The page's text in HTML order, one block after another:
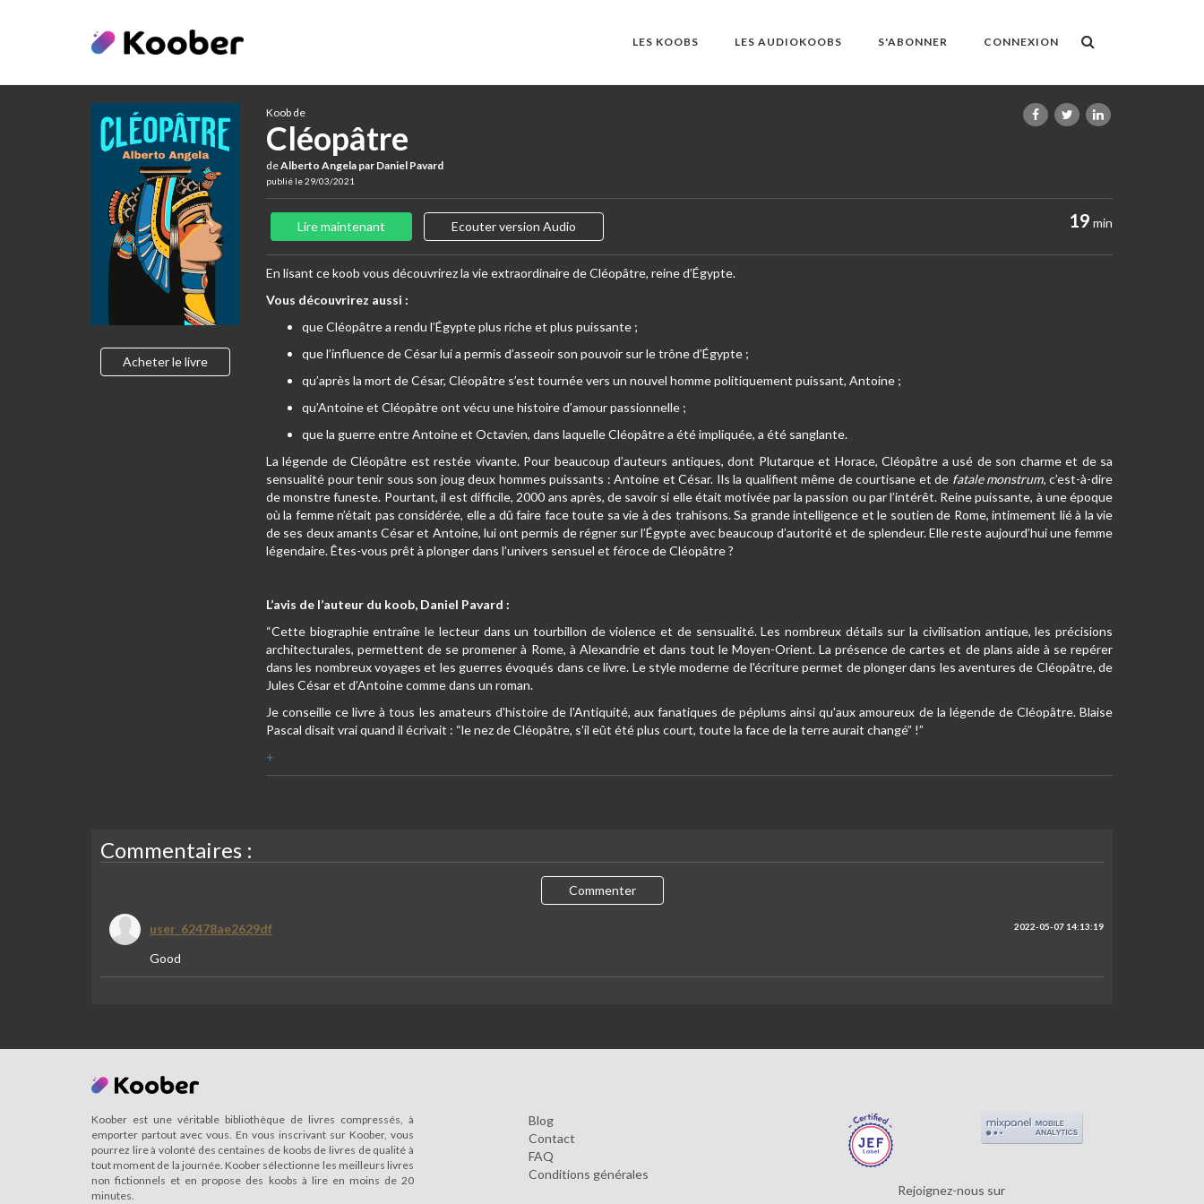
LES KOOBS LES AUDIOKOOBS S'ABONNER CONNEXION
Acheter le livre
Koob de
Cléopâtre
deAlberto Angela par Daniel Pavard
publié le 29/03/2021
19 min
Lire maintenant Ecouter version Audio
En lisant ce koob vous découvrirez la vie extraordinaire de Cléopâtre, reine d’Égypte.
Vous découvrirez aussi :
que Cléopâtre a rendu l’Égypte plus riche et plus puissante ;
que l’influence de César lui a permis d’asseoir son pouvoir sur le trône d’Égypte ;
qu’après la mort de César, Cléopâtre s’est tournée vers un nouvel homme politiquement puissant, Antoine ;
qu’Antoine et Cléopâtre ont vécu une histoire d’amour passionnelle ;
que la guerre entre Antoine et Octavien, dans laquelle Cléopâtre a été impliquée, a été sanglante.
La légende de Cléopâtre est restée vivante. Pour beaucoup d’auteurs antiques, dont Plutarque et Horace, Cléopâtre a usé de son charme et de sa
sensualité pour tenir sous son joug deux hommes puissants : Antoine et César. Ils la qualifient même de courtisane et de fatale monstrum, c’est-à-dire
de monstre funeste. Pourtant, il est difficile, 2000 ans après, de savoir si elle était motivée par la passion ou par l’intérêt. Reine puissante, à une époque
où la femme n’était pas considérée, elle a dû faire face toute sa vie à des trahisons. Sa grande intelligence et le soutien de Rome, intimement lié à la vie
de ses deux amants César et Antoine, lui ont permis de régner sur l’Égypte avec beaucoup d’autorité et de splendeur. Elle reste aujourd’hui une femme
légendaire. Êtes-vous prêt à plonger dans l’univers sensuel et féroce de Cléopâtre ?
L’avis de l’auteur du koob, Daniel Pavard :
“Cette biographie entraîne le lecteur dans un tourbillon de violence et de sensualité. Les nombreux détails sur la civilisation antique, les précisions
architecturales, permettent de se promener à Rome, à Alexandrie et dans tout le Moyen-Orient. La présence de cartes et de plans aide à se repérer
dans les nombreux voyages et les guerres évoqués dans ce livre. Le style moderne de l'écriture permet de plonger dans les aventures de Cléopâtre, de
Jules César et d’Antoine comme dans un roman.
Je conseille ce livre à tous les amateurs d'histoire de l'Antiquité, aux fanatiques de péplums ainsi qu'aux amoureux de la légende de Cléopâtre. Blaise
Pascal disait vrai quand il écrivait : “le nez de Cléopâtre, s'il eût été plus court, toute la face de la terre aurait changé” !”
+
Commentaires :
Commenter
user_62478ae2629df 2022-05-07 14:13:19
Good
Koober est une véritable bibliothèque de livres compressés, à
emporter partout avec vous. En vous inscrivant sur Koober, vous
pourrez lire à volonté des centaines de koobs de livres de qualité à
tout moment de la journée. Koober sélectionne les meilleurs livres
non fictionnels et en propose des koobs à lire en moins de 20
minutes.
Blog
Contact
FAQ
Conditions générales
Rejoignez-nous sur